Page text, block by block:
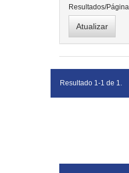
Resultados/Página
Resultado 1-1 de 1.